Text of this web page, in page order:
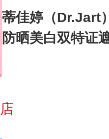
蒂佳婷（Dr.Jart
防晒美白双特证